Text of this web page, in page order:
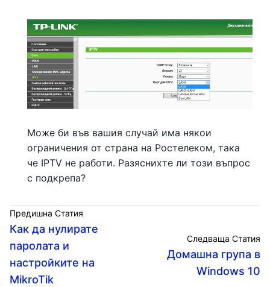
Може би във вашия случай има някои
ограничения от страна на Ростелеком, така
че IPTV не работи. Разяснихте ли този въпрос
с подкрепа?
Предишна Статия
Как да нулирате
паролата и
настройките на
MikroTik
Следваща Статия
Домашна група в
Windows 10